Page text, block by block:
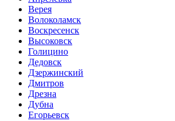
Верея
Волоколамск
Воскресенск
Высоковск
Голицино
Дедовск
Дзержинский
Дмитров
Дрезна
Дубна
Егорьевск